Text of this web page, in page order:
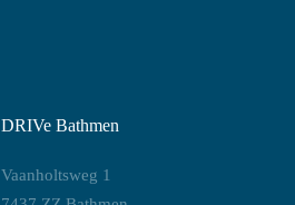
DRIVe Bathmen
Vaanholtsweg 1